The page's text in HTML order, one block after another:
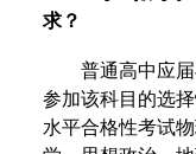
求？
普通高中应
参加该科目的选
水平合格性考试